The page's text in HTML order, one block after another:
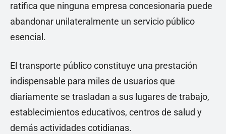
ratifica que ninguna empresa concesionaria puede
abandonar unilateralmente un servicio público
esencial.
El transporte público constituye una prestación
indispensable para miles de usuarios que
diariamente se trasladan a sus lugares de trabajo,
establecimientos educativos, centros de salud y
demás actividades cotidianas.